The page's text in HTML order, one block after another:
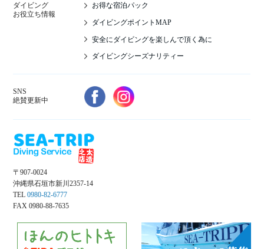
ダイビング
お役立ち情報
お得な宿泊パック
ダイビングポイントMAP
安全にダイビングを楽しんで頂く為に
ダイビングシーズナリティー
SNS
絶賛更新中
〒907-0024
沖縄県石垣市新川2357-14
TEL 0980-82-6777
FAX 0980-88-7635